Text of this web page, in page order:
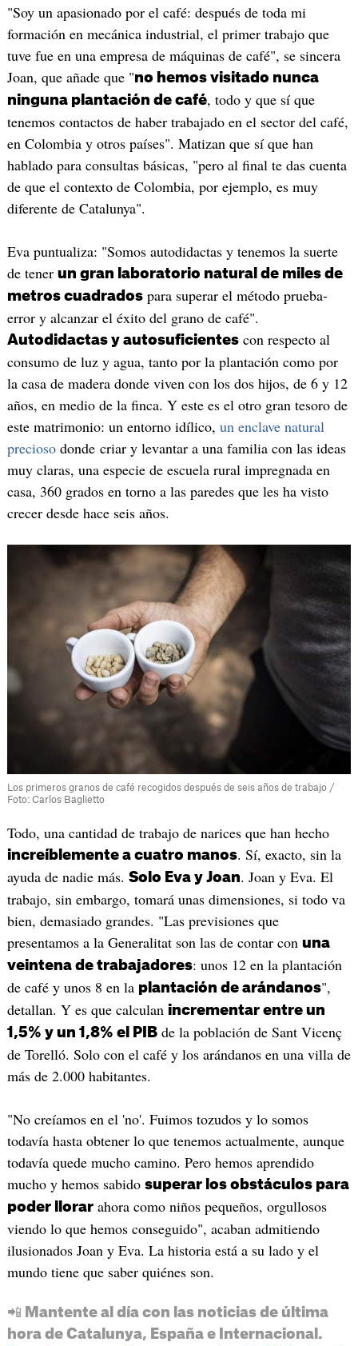
"Soy un apasionado por el café: después de toda mi
formación en mecánica industrial, el primer trabajo que
tuve fue en una empresa de máquinas de café", se sincera
Joan, que añade que "no hemos visitado nunca
ninguna plantación de café, todo y que sí que
tenemos contactos de haber trabajado en el sector del café,
en Colombia y otros países". Matizan que sí que han
hablado para consultas básicas, "pero al final te das cuenta
de que el contexto de Colombia, por ejemplo, es muy
diferente de Catalunya".
Eva puntualiza: "Somos autodidactas y tenemos la suerte
de tener un gran laboratorio natural de miles de
metros cuadradospara superar el método prueba-
error y alcanzar el éxito del grano de café".
Autodidactas y autosuficientescon respecto al
consumo de luz y agua, tanto por la plantación como por
la casa de madera donde viven con los dos hijos, de 6 y 12
años, en medio de la finca. Y este es el otro gran tesoro de
este matrimonio: un entorno idílico, un enclave natural
preciosodonde criar y levantar a una familia con las ideas
muy claras, una especie de escuela rural impregnada en
casa, 360 grados en torno a las paredes que les ha visto
crecer desde hace seis años.
Los primeros granos de café recogidos después de seis años de trabajo /
Foto: Carlos Baglietto
Todo, una cantidad de trabajo de narices que han hecho
increíblemente a cuatro manos. Sí, exacto, sin la
ayuda de nadie más. Solo Eva y Joan. Joan y Eva. El
trabajo, sin embargo, tomará unas dimensiones, si todo va
bien, demasiado grandes. "Las previsiones que
presentamos a la Generalitat son las de contar con una
veintena de trabajadores: unos 12 en la plantación
de café y unos 8 en la plantación de arándanos",
detallan. Y es que calculan incrementar entre un
1,5% y un 1,8% el PIBde la población de Sant Vicenç
de Torelló. Solo con el café y los arándanos en una villa de
más de 2.000 habitantes.
"No creíamos en el 'no'. Fuimos tozudos y lo somos
todavía hasta obtener lo que tenemos actualmente, aunque
todavía quede mucho camino. Pero hemos aprendido
mucho y hemos sabido superar los obstáculos para
poder llorarahora como niños pequeños, orgullosos
viendo lo que hemos conseguido", acaban admitiendo
ilusionados Joan y Eva. La historia está a su lado y el
mundo tiene que saber quiénes son.
📲 Mantente al día con las noticias de última
hora de Catalunya, España e Internacional.